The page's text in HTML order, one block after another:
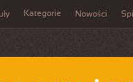
Kategorie Nowości